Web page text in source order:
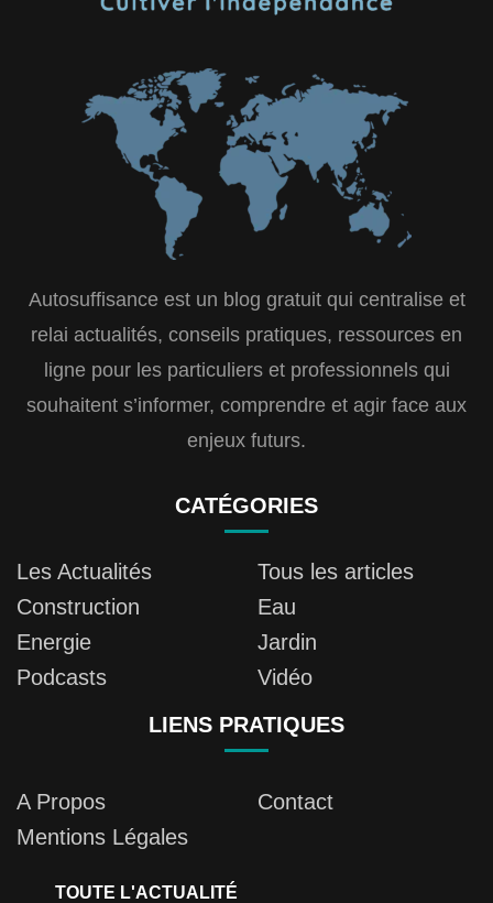
Autosuffisance est un blog gratuit qui centralise et
relai actualités, conseils pratiques, ressources en
ligne pour les particuliers et professionnels qui
souhaitent s’informer, comprendre et agir face aux
enjeux futurs.
CATÉGORIES
Les Actualités
Tous les articles
Construction
Eau
Energie
Jardin
Podcasts
Vidéo
LIENS PRATIQUES
A Propos
Contact
Mentions Légales
TOUTE L'ACTUALITÉ